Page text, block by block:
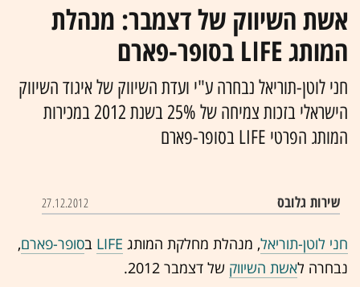
אשת השיווק של דצמבר: מנהלת
המותג LIFE בסופר-פארם
חני לוטן-תוריאל נבחרה ע"י ועדת השיווק של איגוד השיווק
הישראלי בזכות צמיחה של 25% בשנת 2012 במכירות
המותג הפרטי LIFE בסופר-פארם
שירות גלובס 27.12.2012
חני לוטן-תוריאל, מנהלת מחלקת המותג LIFE בסופר-פארם,
נבחרה לאשת השיווק של דצמבר 2012.